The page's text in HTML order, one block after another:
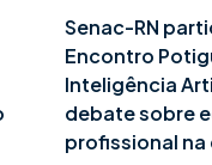
Senac-RN
Encontro
Inteligência
debate sobre
profissional na